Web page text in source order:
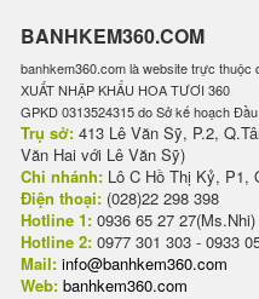
BANHKEM360.COM
banhkem360.com là website trực
XUẤT NHẬP KHẨU HOA TƯƠI 360
GPKD 0313524315 do Sở kế hoạch
Trụ sở: 413 Lê Văn Sỹ, P.2,
Văn Hai với Lê Văn Sỹ)
Chi nhánh: Lô C Hồ Thị Kỷ, P1,
Điện thoại: (028)22 298 398
Hotline 1: 0936 65 27 27(Ms.Nhi)
Hotline 2: 0977 301 303 - 0933
Mail: info@banhkem360.com
Web: banhkem360.com